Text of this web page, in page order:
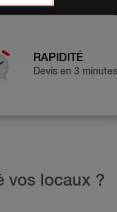
RAPIDITÉ
Devis en 3 minutes
vos locaux ?